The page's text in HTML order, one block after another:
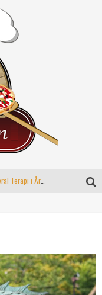
Kranio Sakral Terapi i Århus: En Effektiv Behandling for Krop og Sind